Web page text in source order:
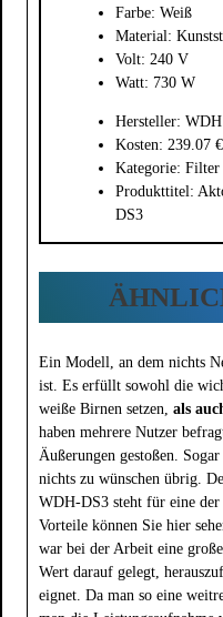
Farbe: Weiß
Material:
Volt: 240 V
Watt: 730 W
Hersteller: WDH
Kosten: 239.07 €
Kategorie: Filter
Produkttitel:
DS3
Ein Modell, an dem nichts
ist. Es erfüllt sowohl die
weiße Birnen setzen, als
haben mehrere Nutzer
Äußerungen gestoßen.
nichts zu wünschen übrig.
WDH-DS3 steht für eine
Vorteile können Sie hier
war bei der Arbeit eine
Wert darauf gelegt,
eignet. Da man so eine